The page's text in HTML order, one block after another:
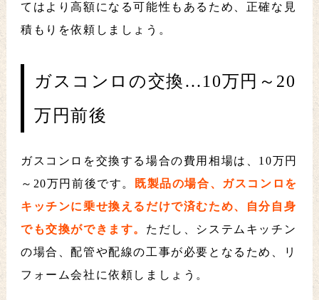
てはより高額になる可能性もあるため、正確な見
積もりを依頼しましょう。
ガスコンロの交換…10万円～20
万円前後
ガスコンロを交換する場合の費用相場は、10万円
～20万円前後です。
既製品の場合、ガスコンロを
キッチンに乗せ換えるだけで済むため、自分自身
でも交換ができます。 ただし、システムキッチン
の場合、配管や配線の工事が必要となるため、リ
フォーム会社に依頼しましょう。